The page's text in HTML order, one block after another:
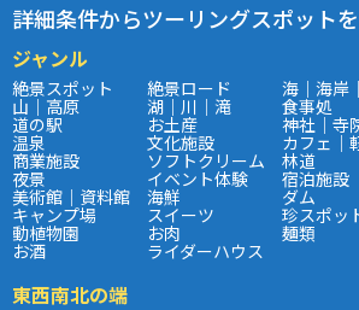
詳細条件からツーリングスポット
ジャンル
絶景スポット 絶景ロード 海｜海岸
山｜高原 湖｜川｜滝 食事処
道の駅 お土産 神社｜寺
温泉 文化施設 カフェ｜
商業施設 ソフトクリーム 林道
夜景 イベント体験 宿泊施設
美術館｜資料館 海鮮 ダム
キャンプ場 スイーツ 珍スポッ
動植物園 お肉 麺類
お酒 ライダーハウス
東西南北の端